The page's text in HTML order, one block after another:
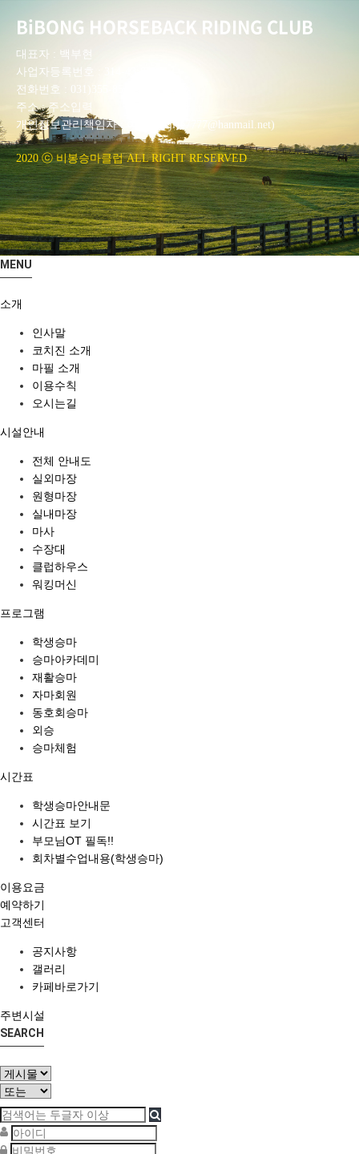
BiBONG HORSEBACK RIDING CLUB
대표자 : 백부현
사업자등록번호 : 314-43-00551
전화번호 : 031)355-8518
주소 : 주소입력
개인정보관리책임자 : 이은정(ejlee7777@hanmail.net)
2020 ⓒ 비봉승마클럽 ALL RIGHT RESERVED
MENU
소개
인사말
코치진 소개
마필 소개
이용수칙
오시는길
시설안내
전체 안내도
실외마장
원형마장
실내마장
마사
수장대
클럽하우스
워킹머신
프로그램
학생승마
승마아카데미
재활승마
자마회원
동호회승마
외승
승마체험
시간표
학생승마안내문
시간표 보기
부모님OT 필독!!
회차별수업내용(학생승마)
이용요금
예약하기
고객센터
공지사항
갤러리
카페바로가기
주변시설
SEARCH